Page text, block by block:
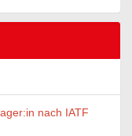
nach IATF